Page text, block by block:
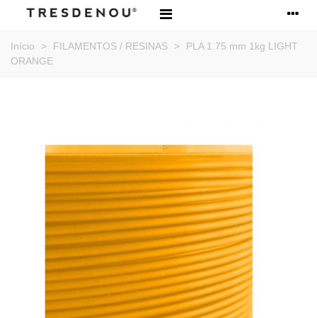
Início > FILAMENTOS / RESINAS >
PLA 1.75 mm 1kg LIGHT
ORANGE